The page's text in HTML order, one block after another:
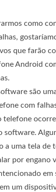
como
que farão
Android
são
com
telefone
software.
a uma tela de
por engano
em
um